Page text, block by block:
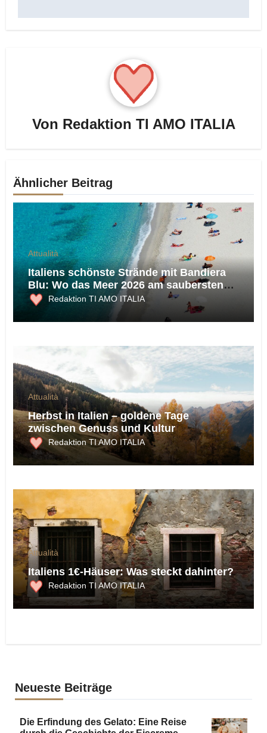
Von Redaktion TI AMO ITALIA
Ähnlicher Beitrag
Attualità
Italiens schönste Strände mit Bandiera
Blu: Wo das Meer 2026 am saubersten
ist
Redaktion TI AMO ITALIA
Attualità
Herbst in Italien – goldene Tage
zwischen Genuss und Kultur
Redaktion TI AMO ITALIA
Attualità
Italiens 1€-Häuser: Was steckt dahinter?
Redaktion TI AMO ITALIA
Neueste Beiträge
Die Erfindung des Gelato: Eine Reise